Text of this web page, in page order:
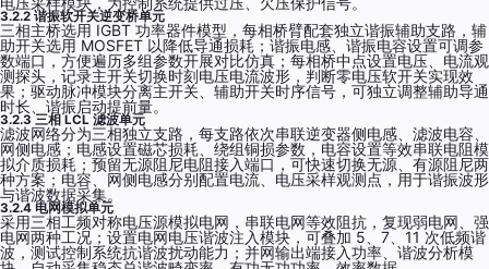
3.2.2 谐振软开关逆变桥单元
三相主桥选用 IGBT 功率器件模型，每相桥臂配套独立谐振辅助支路，辅
助开关选用 MOSFET 以降低导通损耗；谐振电感、谐振电容设置可调参
数端口，方便遍历多组参数开展对比仿真；每相桥中点设置电压、电流观
测探头，记录主开关切换时刻电压电流波形，判断零电压软开关实现效
果；驱动脉冲模块分离主开关、辅助开关时序信号，可独立调整辅助导通
时长、谐振启动提前量。
3.2.3 三相 LCL 滤波单元
滤波网络分为三相独立支路，每支路依次串联逆变器侧电感、滤波电容、
网侧电感；电感设置磁芯损耗、绕组铜损参数，电容设置等效串联电阻模
拟介质损耗；预留无源阻尼电阻接入端口，可快速切换无源、有源阻尼两
种方案；电容、网侧电感分别配置电流、电压采样观测点，用于谐振波形
与谐波数据采集。
3.2.4 电网模拟单元
采用三相工频对称电压源模拟电网，串联电网等效阻抗，复现弱电网、强
电网两种工况；设置电网电压谐波注入模块，可叠加 5、7、11 次低频谐
波，测试控制系统抗谐波扰动能力；并网输出端接入功率、谐波分析模